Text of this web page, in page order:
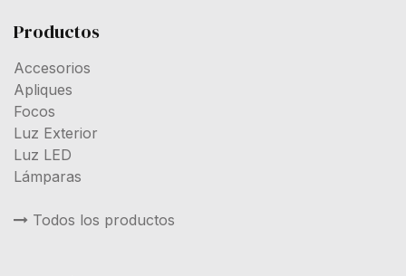
Productos
Accesorios
Apliques
Focos
Luz Exterior
Luz LED
Lámparas
Todos los productos